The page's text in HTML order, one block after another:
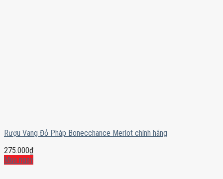
Rượu Vang Đỏ Pháp Bonecchance Merlot chính hãng
275.000₫
Mua ngay